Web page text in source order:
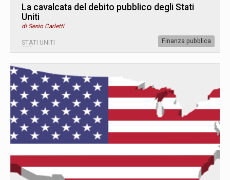
La cavalcata del debito pubblico degli Stati
Uniti
di Senio Carletti
STATI UNITI Finanza pubblica